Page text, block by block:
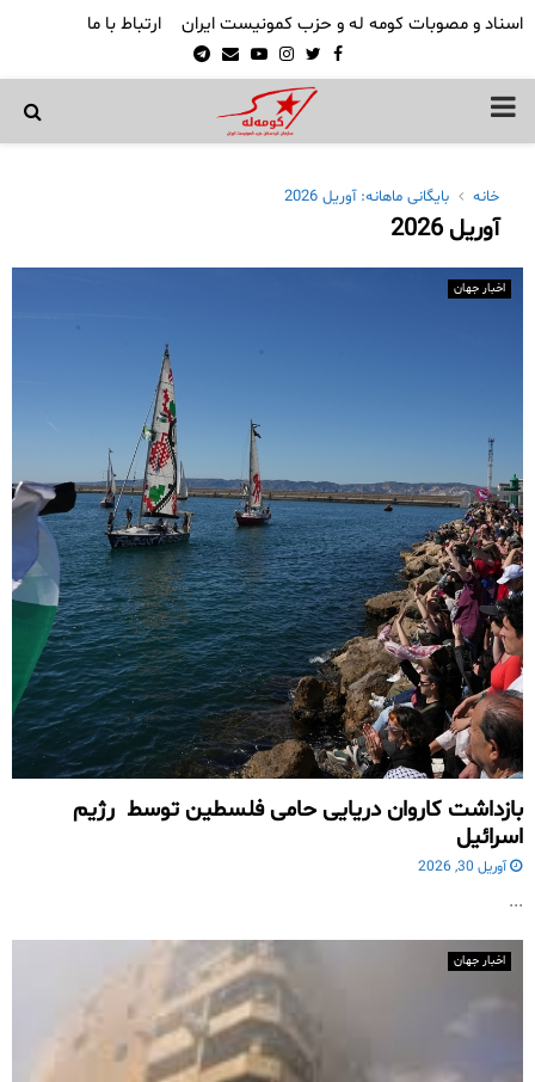
اسناد و مصوبات کومه له و حزب کمونیست ایران ارتباط با ما
Facebook
Twitter
Instagram
Youtube
Email
Telegram
PRIMARY
خانه بایگانی ماهانه: آوریل 2026
آوریل 2026
اخبار جهان
بازداشت کاروان دریایی حامی فلسطین توسط رژیم
اسرائیل
آوریل 30, 2026
...
اخبار جهان